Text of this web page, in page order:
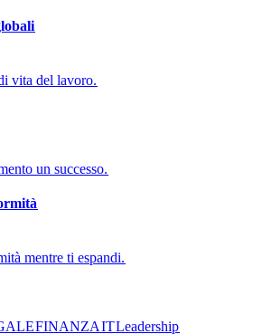
vita del lavoro.​​
un successo.​​
mentre ti espandi.​​
FINANZA​​IT​​Leadership​​